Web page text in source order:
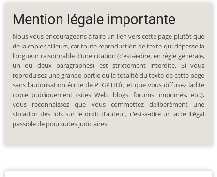
Mention légale importante
Nous vous encourageons à faire un lien vers cette page plutôt que
de la copier ailleurs, car toute reproduction de texte qui dépasse la
longueur raisonnable d’une citation (c’est-à-dire, en règle générale,
un ou deux paragraphes) est strictement interdite. Si vous
reproduisez une grande partie ou la totalité du texte de cette page
sans l’autorisation écrite de PTGPTB.fr, et que vous diffusez ladite
copie publiquement (sites Web, blogs, forums, imprimés, etc.),
vous reconnaissez que vous commettez délibérément une
violation des lois sur le droit d’auteur, c’est-à-dire un acte illégal
passible de poursuites judiciaires.